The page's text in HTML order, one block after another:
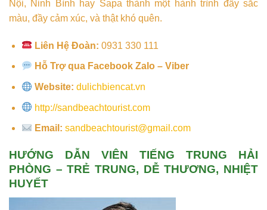
Nội, Ninh Bình hay Sapa thành một hành trình đầy sắc
màu, đầy cảm xúc, và thật khó quên.
Liên Hệ Đoàn: 0931 330 111
Hỗ Trợ qua Facebook Zalo – Viber
Website: dulichbiencat.vn
http://sandbeachtourist.com
Email: sandbeachtourist@gmail.com
HƯỚNG DẪN VIÊN TIẾNG TRUNG HẢI
PHÒNG – TRẺ TRUNG, DỄ THƯƠNG, NHIỆT
HUYẾT